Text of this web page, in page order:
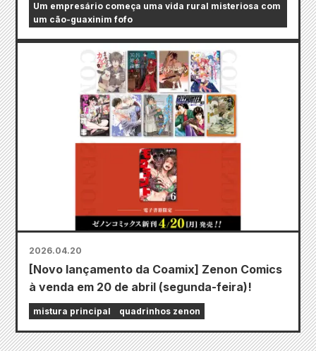
Um empresário começa uma vida rural misteriosa com
um cão-guaxinim fofo
2026.04.20
[Novo lançamento da Coamix] Zenon Comics
à venda em 20 de abril (segunda-feira)!
mistura principal quadrinhos zenon